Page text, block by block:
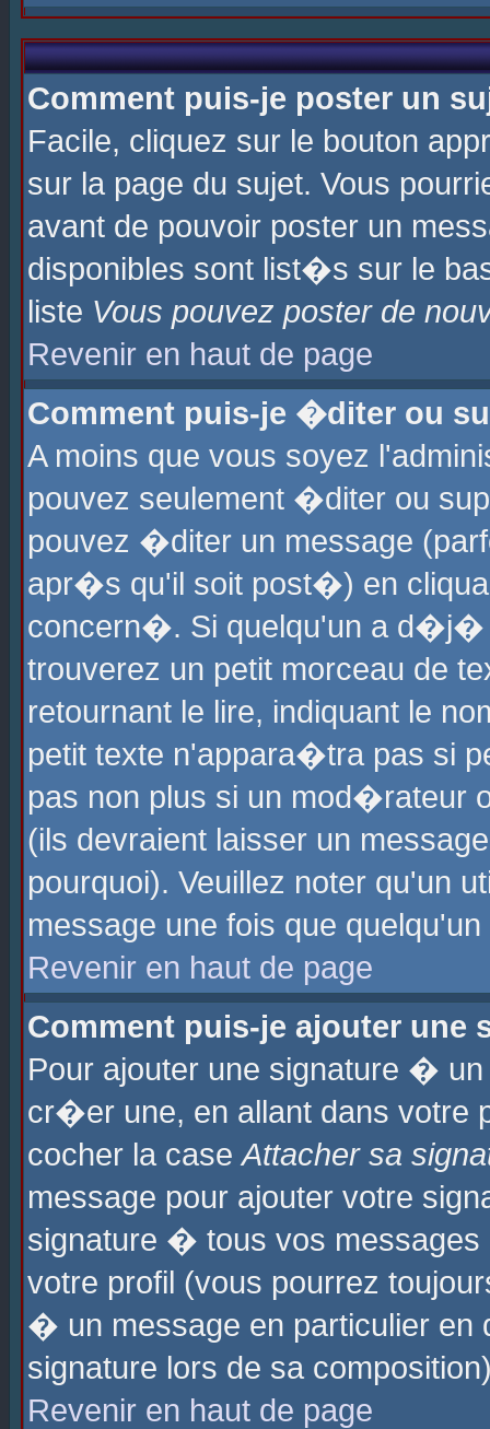
Comment puis-je poster un
Facile, cliquez sur le bouton
sur la page du sujet. Vous
avant de pouvoir poster un
disponibles sont list�s sur le
liste Vous pouvez poster de
Revenir en haut de page
Comment puis-je �diter ou
A moins que vous soyez
pouvez seulement �diter ou
pouvez �diter un message
apr�s qu'il soit post�) en
concern�. Si quelqu'un a
trouverez un petit morceau de
retournant le lire, indiquant le
petit texte n'appara�tra pas si
pas non plus si un mod�rateur
(ils devraient laisser un
pourquoi). Veuillez noter qu'un
message une fois que
Revenir en haut de page
Comment puis-je ajouter une
Pour ajouter une signature �
cr�er une, en allant dans
cocher la caseAttacher sa
message pour ajouter votre
signature � tous vos
votre profil (vous pourrez
� un message en particulier
signature lors de sa
Revenir en haut de page